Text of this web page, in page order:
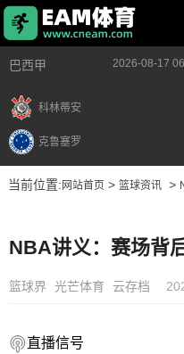
巴西甲 2026-08-17
科林蒂安
克鲁塞罗
当前位置: 网站首页> 篮球资讯>
NBA讲义：赛场背
篮球界 光芒体育 云存档
直播信号